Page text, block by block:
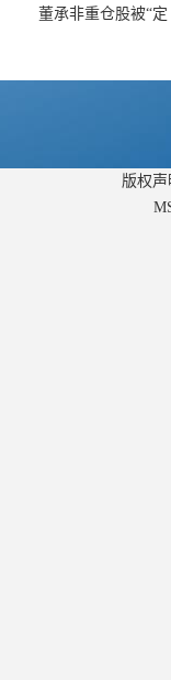
董承非重仓股被“定
版权声